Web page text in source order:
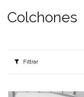
Colchones
Filtrar